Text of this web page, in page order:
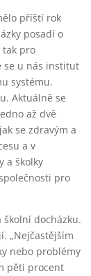
příští rok
posadí o
tak pro
se u nás institut
systému.
Aktuálně se
až dvě
se zdravým a
a v
a školky
pro
docházku.
„Nejčastějším
nebo problémy
pěti procent